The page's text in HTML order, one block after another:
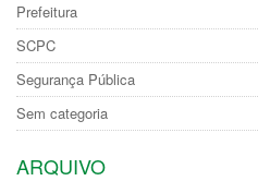
Prefeitura
SCPC
Segurança Pública
Sem categoria
ARQUIVO